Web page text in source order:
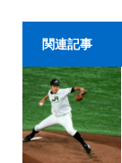
関連記事